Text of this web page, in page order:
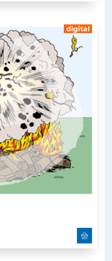
digital